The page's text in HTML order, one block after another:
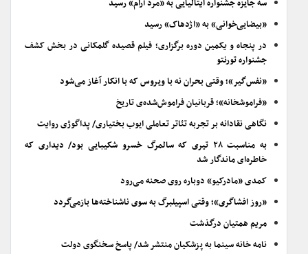
سه جایزه جشنواره ایتالیایی به «مرد آرام» رسید
«بیضایی‌خوانی» به «اژدهاک» رسید
در پنجاه و یکمین دوره برگزاری؛ فیلم قصیده گلمکانی در بخش کشف
جشنواره تورنتو
«نفس‌گیر»؛ وقتی بحران نه با ویروس که با انکار آغاز می‌شود
«فراموشخانه»؛ قربانیان فراموش‌شده‌ی تاریخ
نگاهی نقادانه بر تجربه تئاتر تعاملی ایوب بختیاری/ پداگوژی روایت
به مناسبت ۲۸ تیری که سالمرگ خسرو شکیبایی بود/ دیداری که
خاطره‌ای ماندگار شد
کمدی «مادرکیو» دوباره روی صحنه می‌رود
«روز افشاگری»؛ وقتی اسپیلبرگ به سوی ناشناخته‌ها بازمی‌گردد
مریم همتیان درگذشت
نامه خانه سینما به پزشکیان منتشر شد/ پاسخ سخنگوی دولت